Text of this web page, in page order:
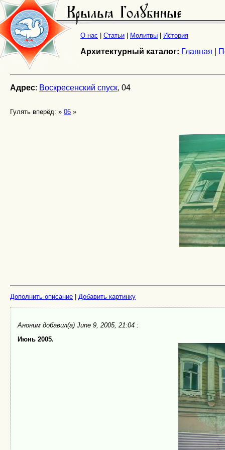
О нас Статьи Молитвы История
Архитектурный каталог: Главная
Адрес: Воскресенский спуск, 04
Гулять вперёд: » 06 »
Дополнить описание Добавить картинку
Аноним добавил(а) June 9, 2005, 21:04 :
Июнь 2005.